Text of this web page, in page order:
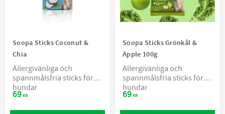
Soopa Sticks Coconut &
Chia
Allergivänliga och
spannmålsfria sticks för
hundar
69KR
Soopa Sticks Grönkål &
Äpple 100g
Allergivänliga och
spannmålsfria sticks för
hundar
69KR